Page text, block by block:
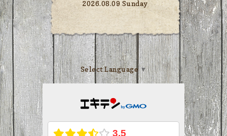
2026.08.09 Sunday
Select Language ▼